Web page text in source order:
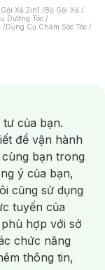
Xả 2in1 /Bộ Gội Xả /
Dưỡng Tóc /
/Dụng Cụ Chăm Sóc Tóc /
/Nước Rửa Tay/
Điện/
Súc Miệng/
/Dưỡng Vùng Kín/
Râu /Dao Cạo Râu/
/ Da Mụn/
Máy Chăm Sóc Da
của bạn.
để vận hành
bạn trong
ý của bạn,
cũng sử dụng
tuyến của
hợp với sở
chức năng
thông tin,